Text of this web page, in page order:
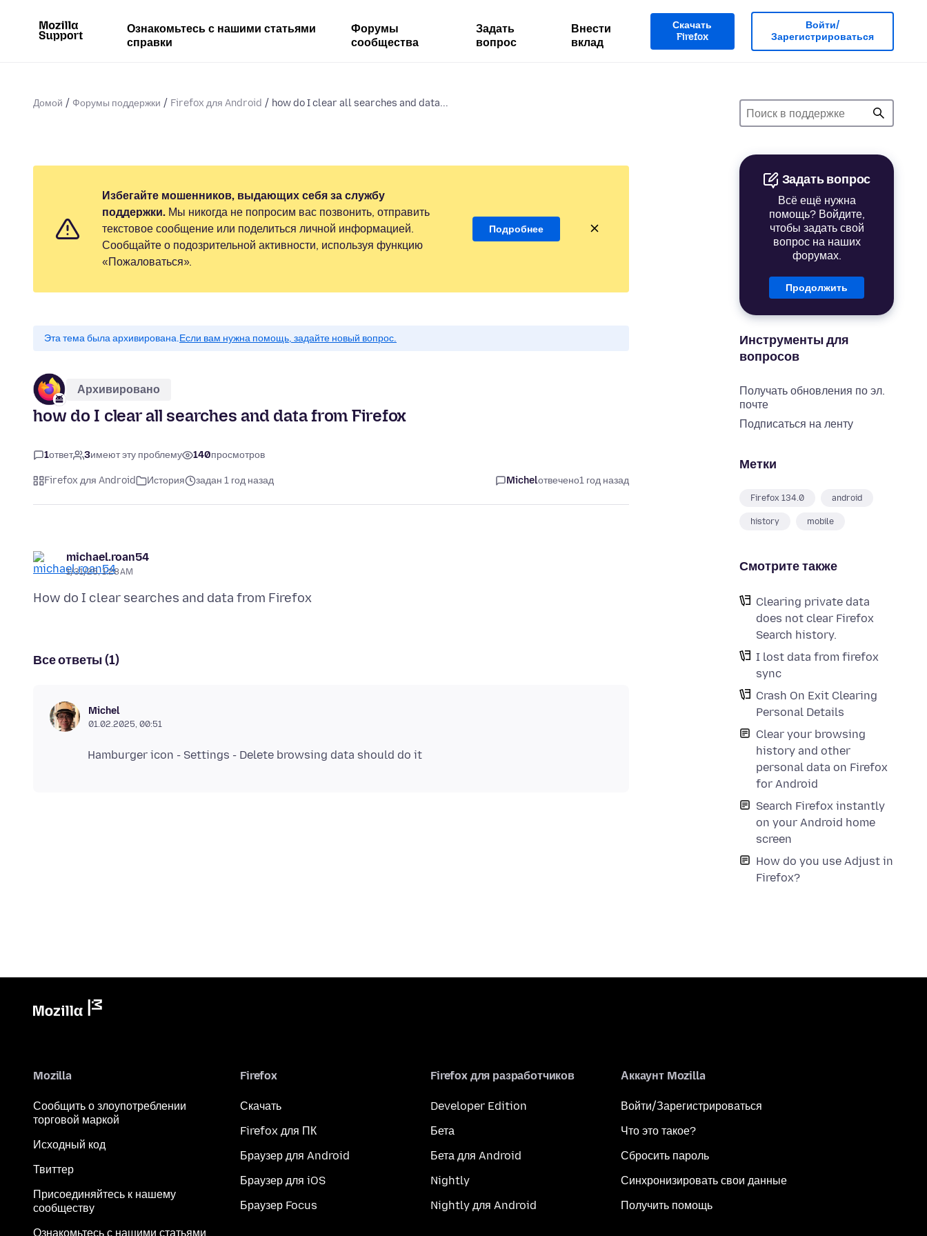
Ознакомьтесь с нашими статьями
справки
Форумы
сообщества
Задать
вопрос
Внести
вклад
Скачать
Firefox
Войти/
Зарегистрироваться
Домой Форумы поддержки Firefox для Android how do I clear all searches and data...
Задать вопрос
Всё ещё нужна
помощь? Войдите,
чтобы задать свой
вопрос на наших
форумах.
Продолжить
Инструменты для
вопросов
Получать обновления по эл.
почте
Подписаться на ленту
Метки
Firefox 134.0 android
history mobile
Смотрите также
Clearing private data
does not clear Firefox
Search history.
I lost data from firefox
sync
Crash On Exit Clearing
Personal Details
Clear your browsing
history and other
personal data on Firefox
for Android
Search Firefox instantly
on your Android home
screen
How do you use Adjust in
Firefox?
Избегайте мошенников, выдающих себя за службу
поддержки. Мы никогда не попросим вас позвонить, отправить
текстовое сообщение или поделиться личной информацией.
Сообщайте о подозрительной активности, используя функцию
«Пожаловаться».
Подробнее
Эта тема была архивирована.Если вам нужна помощь, задайте новый вопрос.
Архивировано
how do I clear all searches and data from Firefox
1ответ 3имеют эту проблему 140просмотров
Firefox для Android История задан 1 год назад Michelотвечено1 год назад
michael.roan54
1/31/25, 1:28 AM
Все ответы (1)
Michel
01.02.2025, 00:51
Mozilla
Сообщить о злоупотреблении
торговой маркой
Исходный код
Твиттер
Присоединяйтесь к нашему
сообществу
Ознакомьтесь с нашими статьями
Firefox
Скачать
Firefox для ПК
Браузер для Android
Браузер для iOS
Браузер Focus
Firefox для разработчиков
Developer Edition
Бета
Бета для Android
Nightly
Nightly для Android
Аккаунт Mozilla
Войти/Зарегистрироваться
Что это такое?
Сбросить пароль
Синхронизировать свои данные
Получить помощь